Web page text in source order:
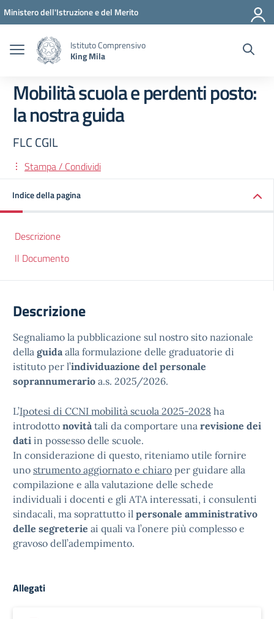
Vai ai contenuti
Vai al menu di navigazione
Vai al footer
Ministero dell'Istruzione e del Merito
Istituto Comprensivo
King Mila
Mobilità scuola e perdenti posto:
la nostra guida
FLC CGIL
Stampa / Condividi
Indice della pagina
Descrizione
Il Documento
Descrizione
Segnaliamo la pubblicazione sul nostro sito nazionale
della guidaalla formulazione delle graduatorie di
istituto per l’individuazione del personale
soprannumerario a.s. 2025/2026.
L’Ipotesi di CCNI mobilità scuola 2025-2028 ha
introdotto novitàtali da comportare una revisione dei
dati in possesso delle scuole.
In considerazione di questo, riteniamo utile fornire
uno strumento aggiornato e chiaro per guidare alla
compilazione e alla valutazione delle schede
individuali i docenti e gli ATA interessati, i consulenti
sindacali, ma soprattutto il personale amministrativo
delle segreterie ai quali va l’onere più complesso e
gravoso dell’adempimento.
Allegati